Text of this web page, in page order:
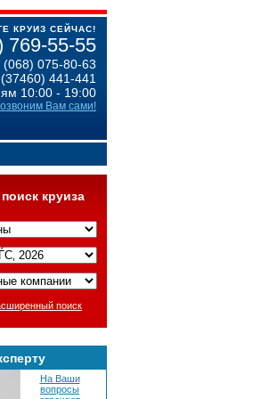
КРУИЗ СЕЙЧАС!
769-55-55
(068) 075-80-63
441-441
10:00 - 19:00
Вам сами!
круиза
поиск
На Ваши
вопросы